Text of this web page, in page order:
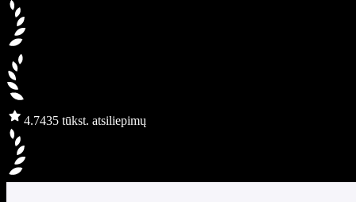
4.7435 tūkst. atsiliepimų